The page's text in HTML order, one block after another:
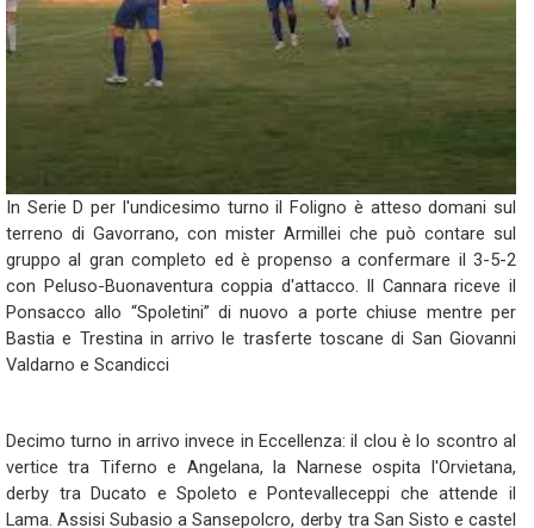
In Serie D per l'undicesimo turno il Foligno è atteso domani sul
terreno di Gavorrano, con mister Armillei che può contare sul
gruppo al gran completo ed è propenso a confermare il 3-5-2
con Peluso-Buonaventura coppia d'attacco. Il Cannara riceve il
Ponsacco allo “Spoletini” di nuovo a porte chiuse mentre per
Bastia e Trestina in arrivo le trasferte toscane di San Giovanni
Valdarno e Scandicci
Decimo turno in arrivo invece in Eccellenza: il clou è lo scontro al
vertice tra Tiferno e Angelana, la Narnese ospita l'Orvietana,
derby tra Ducato e Spoleto e Pontevalleceppi che attende il
Lama. Assisi Subasio a Sansepolcro, derby tra San Sisto e castel